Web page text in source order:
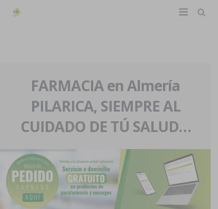
La farmacia
Nuestra historia
Nuestro equipo
Eventos
Servicios y reservas
Pedidos express
Blog
Contacto
FARMACIA en Almería
PILARICA, SIEMPRE AL
CUIDADO DE TÚ SALUD…